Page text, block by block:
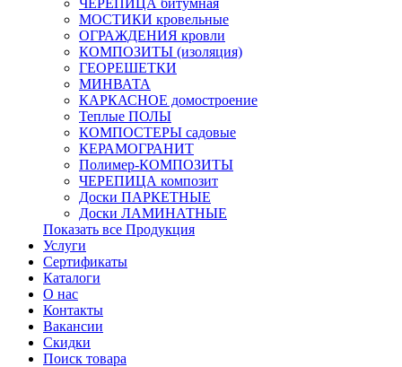
ЧЕРЕПИЦА битумная
МОСТИКИ кровельные
ОГРАЖДЕНИЯ кровли
КОМПОЗИТЫ (изоляция)
ГЕОРЕШЕТКИ
МИНВАТА
КАРКАСНОЕ домостроение
Теплые ПОЛЫ
КОМПОСТЕРЫ садовые
КЕРАМОГРАНИТ
Полимер-КОМПОЗИТЫ
ЧЕРЕПИЦА композит
Доски ПАРКЕТНЫЕ
Доски ЛАМИНАТНЫЕ
Показать все Продукция
Услуги
Сертификаты
Каталоги
О нас
Контакты
Вакансии
Скидки
Поиск товара